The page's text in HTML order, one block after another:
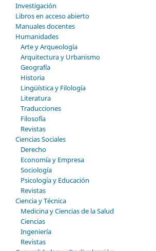
Investigación
Libros en acceso abierto
Manuales docentes
Humanidades
Arte y Arqueología
Arquitectura y Urbanismo
Geografía
Historia
Lingüística y Filología
Literatura
Traducciones
Filosofía
Revistas
Ciencias Sociales
Derecho
Economía y Empresa
Sociología
Psicología y Educación
Revistas
Ciencia y Técnica
Medicina y Ciencias de la Salud
Ciencias
Ingeniería
Revistas